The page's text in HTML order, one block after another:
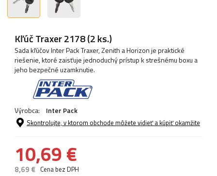
Kľúč Traxer 2178 (2 ks.)
Sada kľúčov Inter Pack Traxer, Zenith a Horizon je praktické
riešenie, ktoré zaisťuje jednoduchý prístup k strešnému boxu a
jeho bezpečné uzamknutie.
Výrobca: Inter Pack
Skontrolujte, v ktorom obchode môžete vidieť a kúpiť okamžite
10,69 €
8,69 € Cena bez DPH